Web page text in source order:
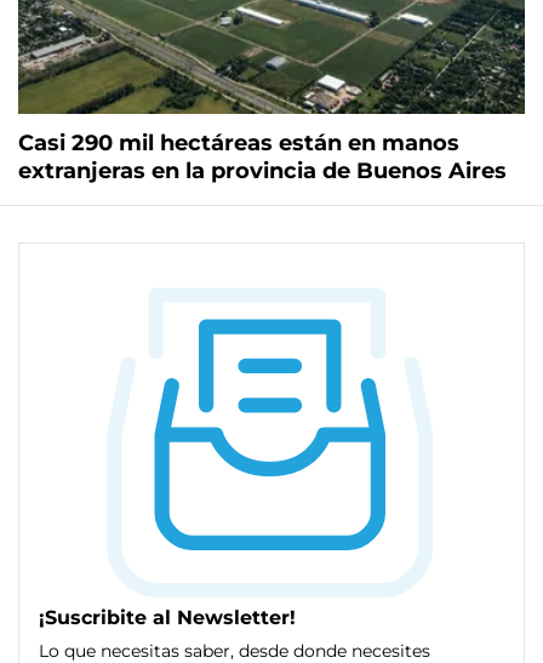
Casi 290 mil hectáreas están en manos
extranjeras en la provincia de Buenos Aires
¡Suscribite al Newsletter!
Lo que necesitas saber, desde donde necesites